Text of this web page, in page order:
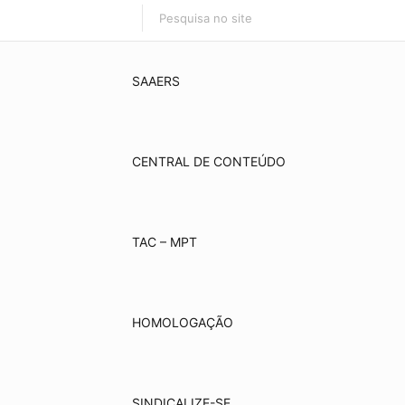
SAAERS
CENTRAL DE CONTEÚDO
TAC – MPT
HOMOLOGAÇÃO